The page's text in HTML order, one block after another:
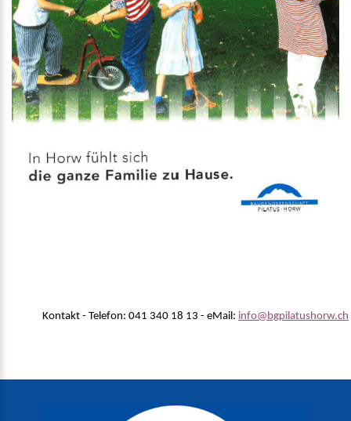
Kontakt - Telefon: 041 340 18 13 - eMail: info@bgpilatushorw.ch